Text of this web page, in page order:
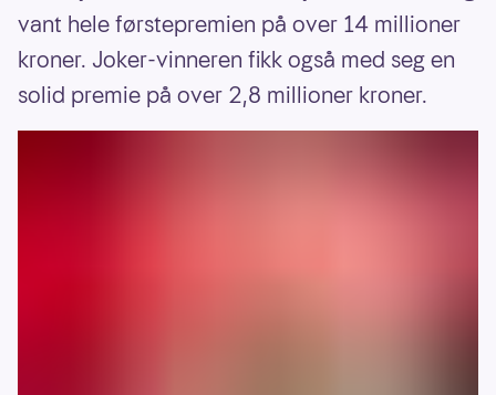
vant hele førstepremien på over 14 millioner
kroner. Joker-vinneren fikk også med seg en
solid premie på over 2,8 millioner kroner.